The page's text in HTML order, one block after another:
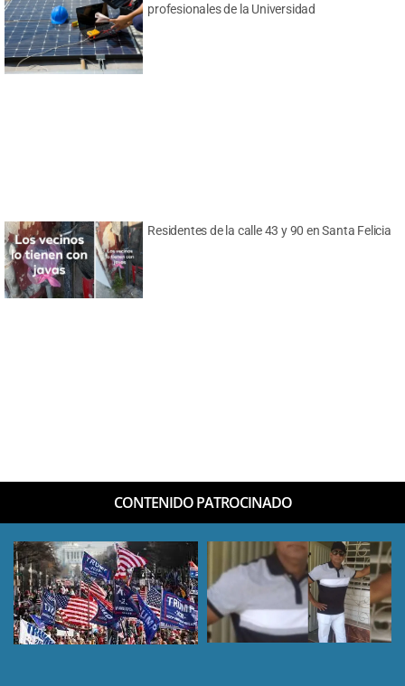
profesionales de la Universidad
Residentes de la calle 43 y 90 en Santa Felicia
CONTENIDO PATROCINADO